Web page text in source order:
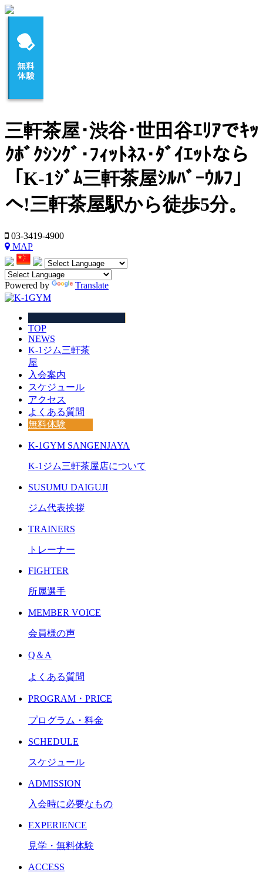
三軒茶屋･渋谷･世田谷ｴﾘｱでｷｯ
ｸﾎﾞｸｼﾝｸﾞ･ﾌｨｯﾄﾈｽ･ﾀﾞｲｴｯﾄなら
「K-1ｼﾞﾑ三軒茶屋ｼﾙﾊﾞｰｳﾙﾌ」
へ!三軒茶屋駅から徒歩5分。
03-3419-4900
MAP
Powered by Translate
TOP
NEWS
K-1ジム三軒茶
屋
入会案内
スケジュール
アクセス
よくある質問
無料体験
K-1GYM SANGENJAYA
K-1ジム三軒茶屋店について
SUSUMU DAIGUJI
ジム代表挨拶
TRAINERS
トレーナー
FIGHTER
所属選手
MEMBER VOICE
会員様の声
Q＆A
よくある質問
PROGRAM・PRICE
プログラム・料金
SCHEDULE
スケジュール
ADMISSION
入会時に必要なもの
EXPERIENCE
見学・無料体験
ACCESS